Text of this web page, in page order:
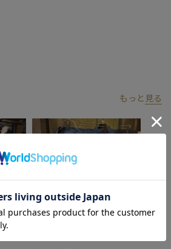
ジャケット
た多様なスタイル・文化を柔軟に取り
にふさわしいファッションを追求するブ
もっと 見る